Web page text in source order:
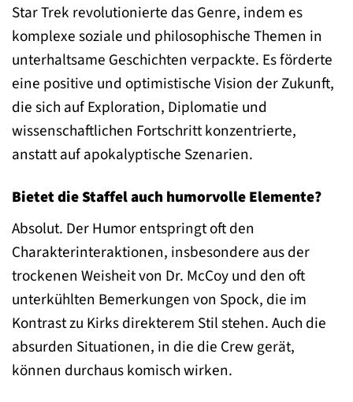
Star Trek revolutionierte das Genre, indem es
komplexe soziale und philosophische Themen in
unterhaltsame Geschichten verpackte. Es förderte
eine positive und optimistische Vision der Zukunft,
die sich auf Exploration, Diplomatie und
wissenschaftlichen Fortschritt konzentrierte,
anstatt auf apokalyptische Szenarien.
Bietet die Staffel auch humorvolle Elemente?
Absolut. Der Humor entspringt oft den
Charakterinteraktionen, insbesondere aus der
trockenen Weisheit von Dr. McCoy und den oft
unterkühlten Bemerkungen von Spock, die im
Kontrast zu Kirks direkterem Stil stehen. Auch die
absurden Situationen, in die die Crew gerät,
können durchaus komisch wirken.